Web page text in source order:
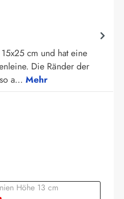
cm und hat eine
Die Ränder der
a… Mehr